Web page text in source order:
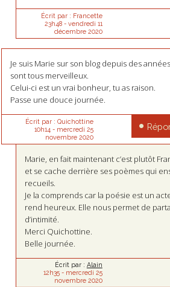
Écrit par : Francette
23h48- vendredi 11
décembre 2020
Je suis Marie sur son blog depuis des
sont tous merveilleux.
Celui-ci est un vrai bonheur, tu as raison.
Passe une douce journée.
Écrit par : Quichottine
10h14 - mercredi 25
novembre 2020
Marie, en fait maintenant c’est plutôt
et se cache derrière ses poèmes qui
recueils.
Je la comprends car la poésie est un
rend heureux. Elle nous permet de
d’intimité.
Merci Quichottine.
Belle journée.
Écrit par : Alain
12h35- mercredi 25
novembre 2020